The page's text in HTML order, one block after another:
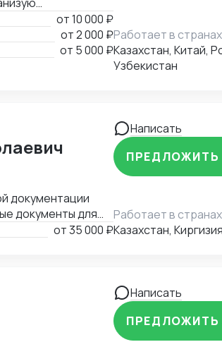
листов,
от10 000 ₽
от2 000 ₽
от 5 000 ₽
Работает в странах
Казахстан, Китай,
Узбекистан
документации
документы для
задачи.
от35 000 ₽
Написать
ПРЕДЛОЖИТЬ
Работает в странах
Казахстан,
Написать
ПРЕДЛОЖИТЬ